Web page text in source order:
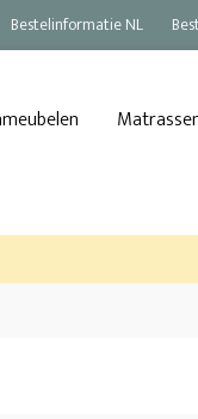
Bestelinformatie NL